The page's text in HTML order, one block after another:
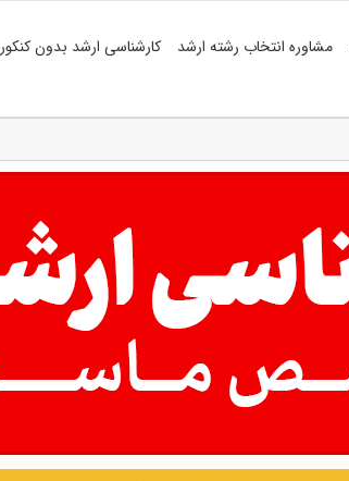
مشاوره انتخاب رشته ارشد کارشناسی ارشد بدون کنکور